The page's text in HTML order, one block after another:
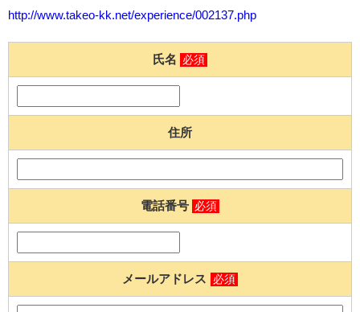
http://www.takeo-kk.net/experience/002137.php
氏名 必須
住所
電話番号 必須
メールアドレス 必須